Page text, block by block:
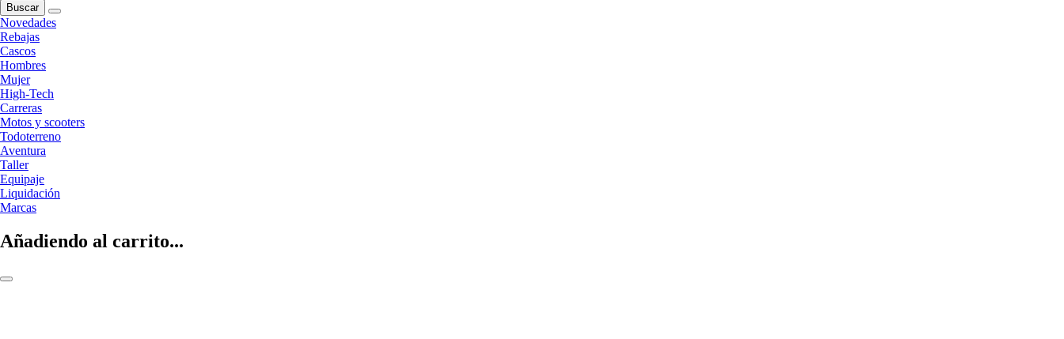
Buscar
Novedades
Rebajas
Cascos
Hombres
Mujer
High-Tech
Carreras
Motos y scooters
Todoterreno
Aventura
Taller
Equipaje
Liquidación
Marcas
Añadiendo al carrito...